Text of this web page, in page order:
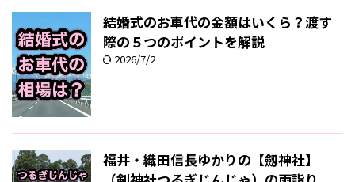
結婚式のお車代の金額はいくら？渡す
際の５つのポイントを解説
2026/7/2
福井・織田信長ゆかりの【劔神社】